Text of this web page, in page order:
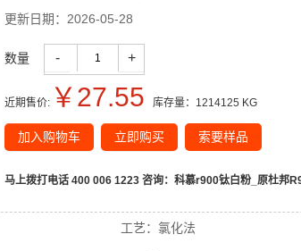
更新日期： 2026-05-28
数量 - +
近期售价: ￥27.55 库存量： 1214125 KG
加入购物车 立即购买 索要样品
马上拨打电话 400 006 1223 咨询： 科慕r900钛白粉_原杜邦
工艺： 氯化法